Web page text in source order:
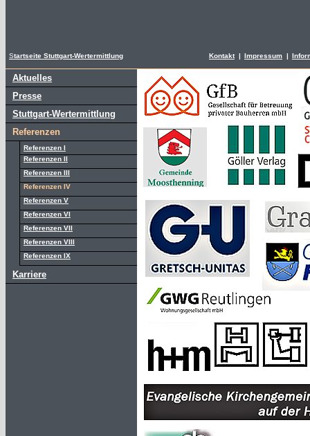
Startseite Stuttgart-Wertermittlung Kontakt | Impressum |
Aktuelles
Presse
Stuttgart-Wertermittlung
Referenzen
Referenzen I
Referenzen II
Referenzen III
Referenzen IV
Referenzen V
Referenzen VI
Referenzen VII
Referenzen VIII
Referenzen IX
Karriere